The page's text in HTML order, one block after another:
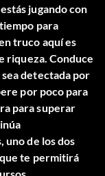
jugando con
para
truco aquí es
riqueza. Conduce
detectada por
por poco para
para superar
uno de los dos
te permitirá